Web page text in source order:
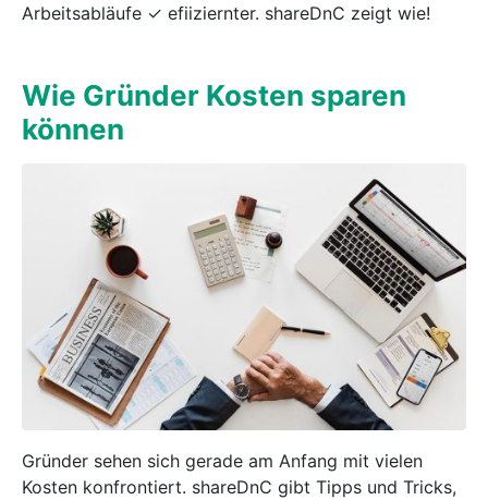
Arbeitsabläufe ✓ efiiziernter. shareDnC zeigt wie!
Wie Gründer Kosten sparen
können
Gründer sehen sich gerade am Anfang mit vielen
Kosten konfrontiert. shareDnC gibt Tipps und Tricks,